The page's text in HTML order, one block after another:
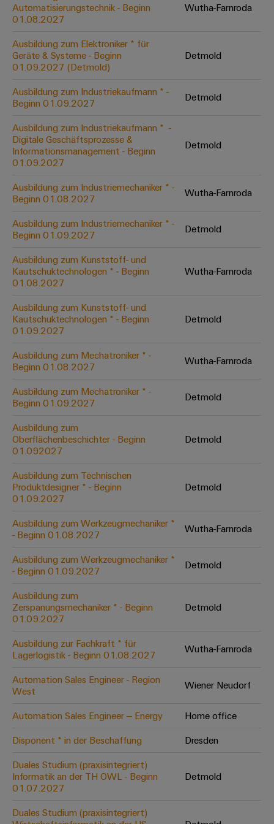
Verbindungslösungen
für
Konventionelle
Energieerzeugung
Zukunftssicherheit
für
bewährte
Maschinenbau
Lösungen
für
verschiedene
Segmente
der
und
Fabrikautomation
Öl
&
Sicherer
Betrieb
mit
Lösungen
für
Prozessindustrie
Mehr
Ressourceneffizienz
durch
Schaltschrankbau
Lösungen
die
Herausforderungen
Schaltschrankbau
Moderne
und
digitale
für
klimafreundliche
im
Schiffbau
Verbindungslösungen
die
maritime
Industrie
Wasseraufbereitung
Systeme
Lösungen
Dezentrale
Automatisierung
Lösungen
IIoT
&
Automation
Software
Industrial
Industrial
Automation
Industrial
IoT
Industrial
Security
Industrial
Service
Platform
easyConnect
Regler
Gerätehersteller
Leiterplattensteckverbinder
&
PCB
Services
Equipment
(OEM)
Elektronikgehäuse
Blitz-
und
Überspannungsschutz
PV
Feldbusverteiler
Automatisierung
&
Software
I/O-
Systeme
Industrial
Ethernet
Touch-
Panels
Engineering-
Visualisierungstools
Energiemessung
und
Smart
Metering
Weidmüller
AI
Access
&
Services
Industrial
Platform
easyConnect
Werkstatt
&
Technischer
Support
Umweltbezogene
Produktkonformität
Engineering
Daten
Technische
Produktkataloge
Reparatur
und
Ersatzteile
Trainings
Webinare
PSIRT
Digitale
Bestellmöglichkeiten
eShop
OCI-
EDI-
Schnittstelle
ALLE
SERVICES
Pressekontakt
Unsere
IIoT
and
Partner
Netzwerk
IIoT
Automation
Solution
finden
Solution
Partner
-
Systemintegratoren
Messen
&
Globale
Messen
&
Events
Offene
Ausbildungs-
und
Studienplätze
Aktuelle
Termine
Workshops
für
Schulklassen
Stellenbörse
Entwicklung
Karriere auf
neues
Distribution
Automatisierungstechnik - Beginn
01.08.2027
Wutha-Farnroda
Ausbildung zum Elektroniker * für
Geräte & Systeme - Beginn
01.09.2027 (Detmold)
Detmold
Ausbildung zum Industriekaufmann * -
Beginn 01.09.2027
Detmold
Ausbildung zum Industriekaufmann * ​ -
Digitale Geschäftsprozesse &
Informationsmanagement - Beginn
01.09.2027
Detmold
Ausbildung zum Industriemechaniker * -
Beginn 01.08.2027
Wutha-Farnroda
Ausbildung zum Industriemechaniker * -
Beginn 01.09.2027
Detmold
Ausbildung zum Kunststoff- und
Kautschuktechnologen * - Beginn
01.08.2027
Wutha-Farnroda
Ausbildung zum Kunststoff- und
Kautschuktechnologen * - Beginn
01.09.2027
Detmold
Ausbildung zum Mechatroniker * -
Beginn 01.08.2027
Wutha-Farnroda
Ausbildung zum Mechatroniker * -
Beginn 01.09.2027
Detmold
Ausbildung zum
Oberflächenbeschichter - Beginn
01.092027
Detmold
Ausbildung zum Technischen
Produktdesigner * - Beginn
01.09.2027
Detmold
Ausbildung zum Werkzeugmechaniker *
- Beginn 01.08.2027
Wutha-Farnroda
Ausbildung zum Werkzeugmechaniker *
- Beginn 01.09.2027
Detmold
Ausbildung zum
Zerspanungsmechaniker * - Beginn
01.09.2027
Detmold
Ausbildung zur Fachkraft * für
Lagerlogistik - Beginn 01.08.2027
Wutha-Farnroda
Automation Sales Engineer - Region
West
Wiener Neudorf
Automation Sales Engineer – Energy
Home office
Disponent * in der Beschaffung
Dresden
Duales Studium (praxisintegriert)
Informatik an der TH OWL - Beginn
01.07.2027
Detmold
Duales Studium (praxisintegriert)